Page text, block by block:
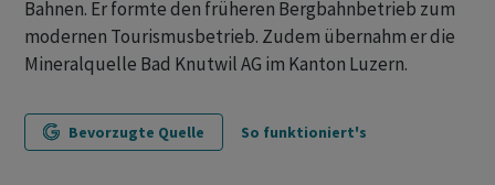
Bahnen. Er formte den früheren Bergbahnbetrieb zum
modernen Tourismusbetrieb. Zudem übernahm er die
Mineralquelle Bad Knutwil AG im Kanton Luzern.
Bevorzugte Quelle So funktioniert's